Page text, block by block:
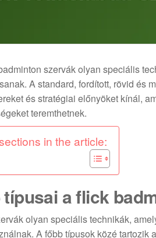
szervák olyan speciális
A standard, fordított, rövid és
és stratégiai előnyöket kínál,
teremthetnek.
in the article:
típusai a flick
olyan speciális technikák,
A főbb típusok közé